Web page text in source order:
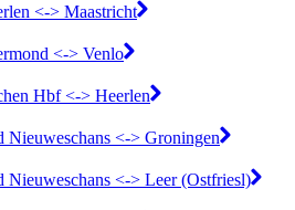
<-> Maastricht
<-> Venlo
Hbf <-> Heerlen
Nieuweschans <-> Groningen
Nieuweschans <-> Leer (Ostfriesl)